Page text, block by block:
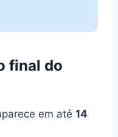
final do
em até 14